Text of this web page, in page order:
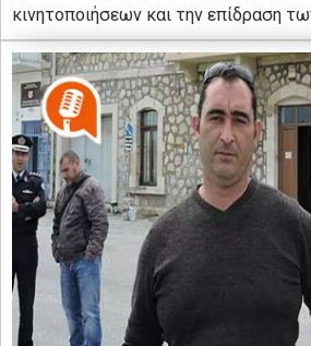
κινητοποιήσεων και την επίδραση